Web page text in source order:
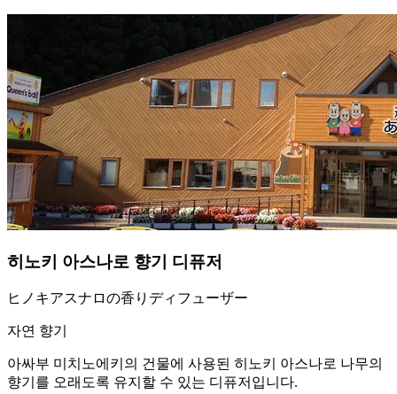
히노키 아스나로 향기 디퓨저
ヒノキアスナロの香りディフューザー
자연 향기
아싸부 미치노에키의 건물에 사용된 히노키 아스나로 나무의
향기를 오래도록 유지할 수 있는 디퓨저입니다.